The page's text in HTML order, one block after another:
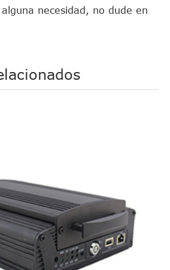
necesidad, no dude en